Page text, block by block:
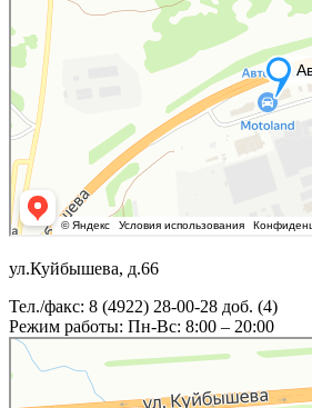
ул.Куйбышева, д.66
Тел./факс: 8 (4922) 28-00-28 доб. (4)
Режим работы: Пн-Вс: 8:00 – 20:00